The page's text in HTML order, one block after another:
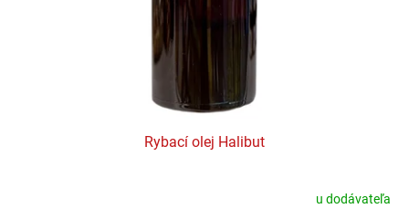
Rybací olej Halibut
u dodávateľa